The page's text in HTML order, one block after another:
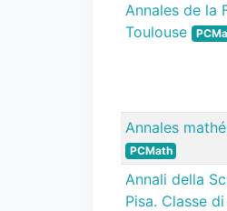
Annales de la
Toulouse
Annales
PCMath
Annali della
Pisa. Classe